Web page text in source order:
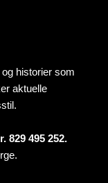
historier som
aktuelle
829 495 252.